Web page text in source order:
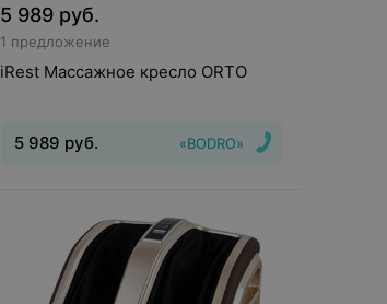
5 989 руб.
1 предложение
iRest Массажное кресло ORTO
«BODRO»
5 989 руб.